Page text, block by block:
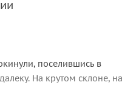
поселившись в
На крутом склоне, на